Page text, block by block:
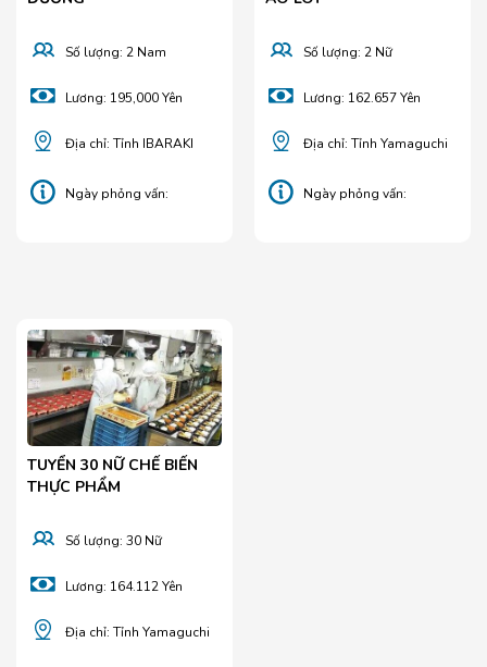
Số lượng: 2 Nam
Lương: 195,000 Yên
Địa chỉ: Tỉnh IBARAKI
Ngày phỏng vấn:
Số lượng: 2 Nữ
Lương: 162.657 Yên
Địa chỉ: Tỉnh Yamaguchi
Ngày phỏng vấn:
TUYỂN 30 NỮ CHẾ BIẾN
THỰC PHẨM
Số lượng: 30 Nữ
Lương: 164.112 Yên
Địa chỉ: Tỉnh Yamaguchi